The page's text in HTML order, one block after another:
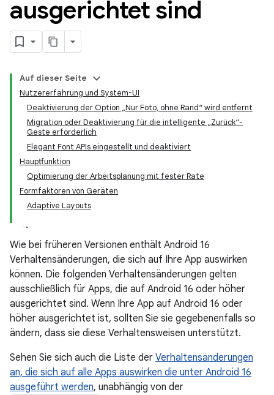
ausgerichtet sind
Auf dieser Seite
Nutzererfahrung und System-UI
Deaktivierung der Option „Nur Foto, ohne Rand“ wird entfernt
Migration oder Deaktivierung für die intelligente „Zurück“-
Geste erforderlich
Elegant Font APIs eingestellt und deaktiviert
Hauptfunktion
Optimierung der Arbeitsplanung mit fester Rate
Formfaktoren von Geräten
Adaptive Layouts
Wie bei früheren Versionen enthält Android 16
Verhaltensänderungen, die sich auf Ihre App auswirken
können. Die folgenden Verhaltensänderungen gelten
ausschließlich für Apps, die auf Android 16 oder höher
ausgerichtet sind. Wenn Ihre App auf Android 16 oder
höher ausgerichtet ist, sollten Sie sie gegebenenfalls so
ändern, dass sie diese Verhaltensweisen unterstützt.
Sehen Sie sich auch die Liste der Verhaltensänderungen
an, die sich auf alle Apps auswirken die unter Android 16
ausgeführt werden, unabhängig von der